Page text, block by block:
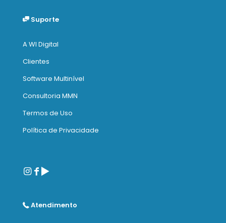
Suporte
A WI Digital
Clientes
Software Multinível
Consultoria MMN
Termos de Uso
Política de Privacidade
Atendimento